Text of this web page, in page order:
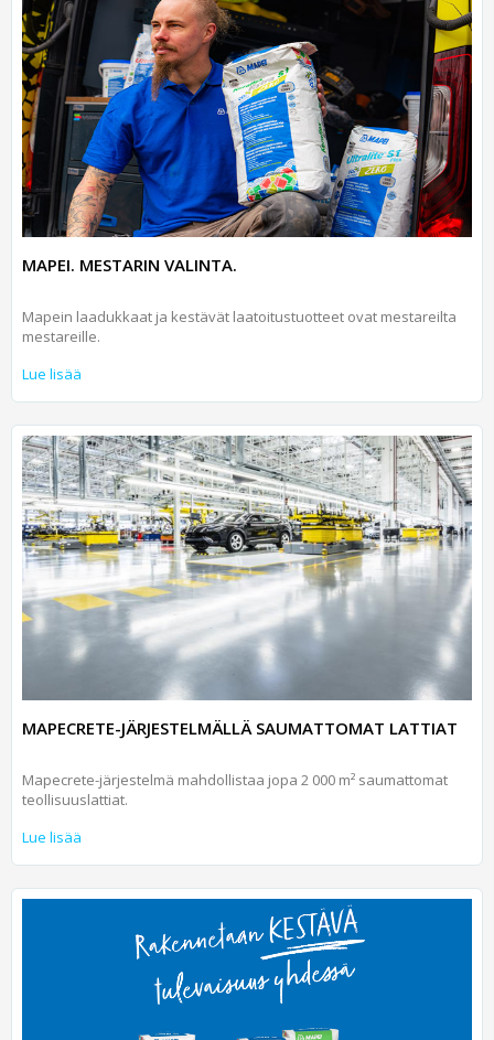
MAPEI. MESTARIN VALINTA.
Mapein laadukkaat ja kestävät laatoitustuotteet ovat mestareilta
mestareille.
Lue lisää
MAPECRETE-JÄRJESTELMÄLLÄ SAUMATTOMAT LATTIAT
Mapecrete-järjestelmä mahdollistaa jopa 2 000 m² saumattomat
teollisuuslattiat.
Lue lisää